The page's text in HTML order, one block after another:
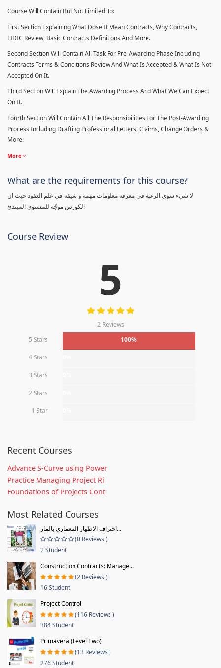
Course Will Contain But Not Limited To:
First Section Explaining What Dose It Mean Contracts, Why Contracts,
FIDIC Review, Basic Contracts Definitions And More.
Second Section Will Contain All Task For Pre-Awarding Phase Including
Contracts Terms & Conditions Review And What Is Accepted & What Is Not
Accepted On It.
Third Section Will Explain The Awarding Process And What We Can Expect
On It.
Fourth Section Will Contain All The Responsibilities For The Post-Awarding
Process Including Drafting Professional Letters, Claims, Change Orders &
More.
More
What are the requirements for this course?
لا شيء سوى الرغبة في معرفة معلومات مهمة و شيقة في علم العقود حيث ان
الكورس موجّه للمستوى المبتدئ
Course Review
5
2 Reviews
5 Stars
100%
4 Stars
3 Stars
2 Stars
1 Star
Recent Courses
Advance S-Curve using Power
Practice Managing Project Ri
Foundations of Projects Cont
Most Related Courses
احتراف الاظهار المعماري بالمار...
(0 Reviews )
2 Student
Construction Contracts: Manage...
(2 Reviews )
16 Student
Project Control
(116 Reviews )
384 Student
Primavera (Level Two)
(13 Reviews )
276 Student